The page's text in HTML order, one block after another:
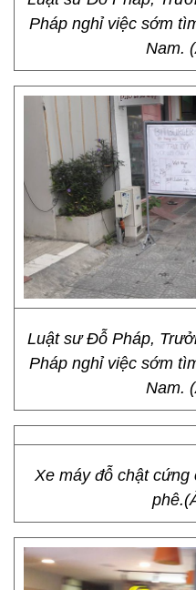
Pháp nghỉ việc sớm
Nam.
Luật sư Đỗ Pháp,
Pháp nghỉ việc sớm
Nam.
Xe máy đỗ chật cứng